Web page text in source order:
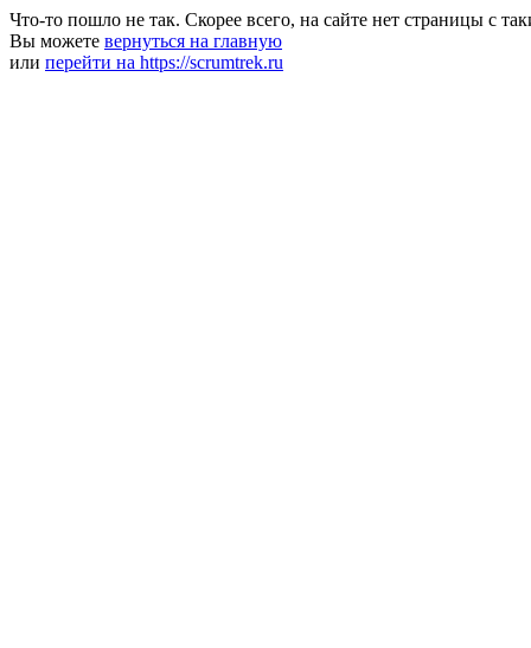
Что-то пошло не так. Скорее всего, на сайте нет страницы с
Вы можете вернуться на главную
или перейти на https://scrumtrek.ru